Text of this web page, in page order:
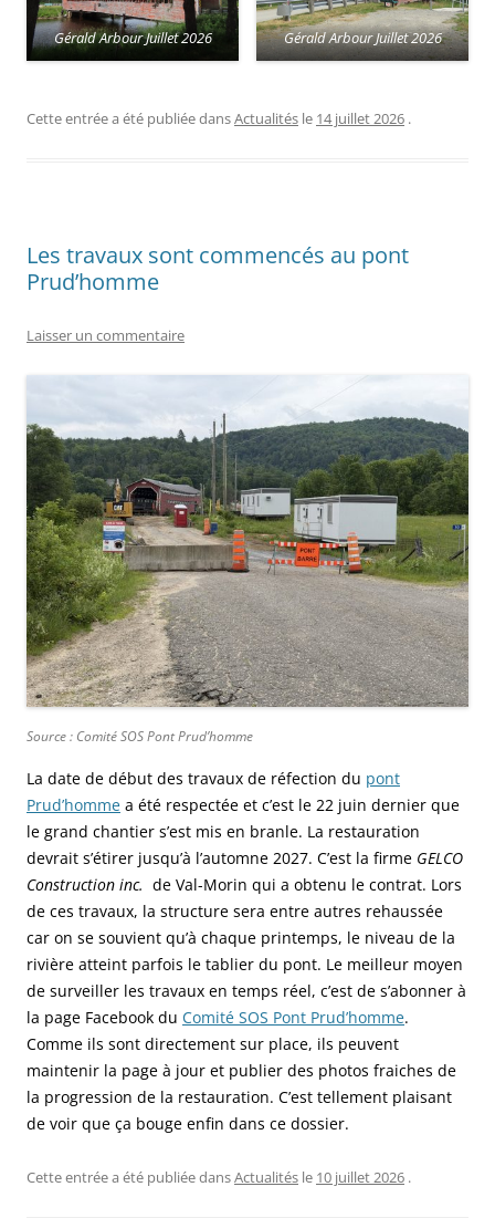
Gérald Arbour Juillet 2026 Gérald Arbour Juillet 2026
Cette entrée a été publiée dansActualités le 14 juillet 2026 .
Les travaux sont commencés au pont
Prud’homme
Laisser un commentaire
Source : Comité SOS Pont Prud’homme
La date de début des travaux de réfection du pont
Prud’homme a été respectée et c’est le 22 juin dernier que
le grand chantier s’est mis en branle. La restauration
devrait s’étirer jusqu’à l’automne 2027. C’est la firme GELCO
Construction inc. de Val-Morin qui a obtenu le contrat. Lors
de ces travaux, la structure sera entre autres rehaussée
car on se souvient qu’à chaque printemps, le niveau de la
rivière atteint parfois le tablier du pont. Le meilleur moyen
de surveiller les travaux en temps réel, c’est de s’abonner à
la page Facebook du Comité SOS Pont Prud’homme.
Comme ils sont directement sur place, ils peuvent
maintenir la page à jour et publier des photos fraiches de
la progression de la restauration. C’est tellement plaisant
de voir que ça bouge enfin dans ce dossier.
Cette entrée a été publiée dansActualités le 10 juillet 2026 .